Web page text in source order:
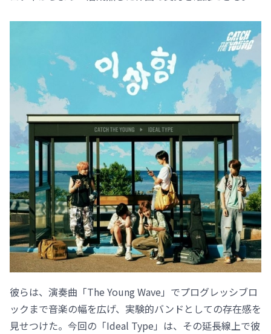
彼らは、演奏曲「The Young Wave」でプログレッシブロ
ックまで音楽の幅を広げ、実験的バンドとしての存在感を
見せつけた。今回の「Ideal Type」は、その延長線上で彼